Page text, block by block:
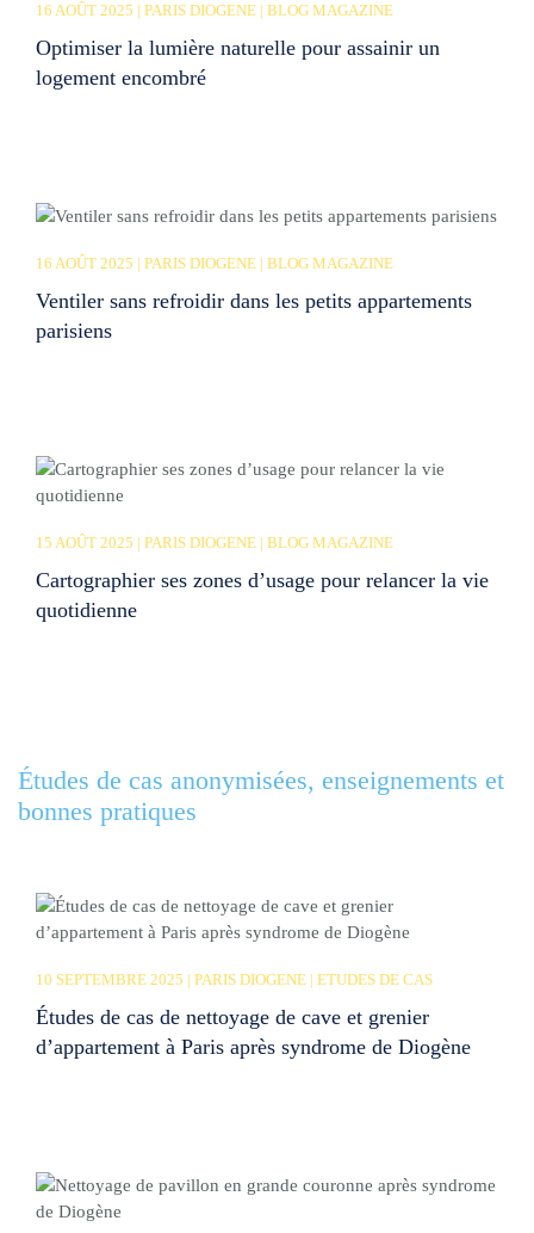
16 AOÛT 2025 | PARIS DIOGENE | BLOG MAGAZINE
Optimiser la lumière naturelle pour assainir un
logement encombré
16 AOÛT 2025 | PARIS DIOGENE | BLOG MAGAZINE
Ventiler sans refroidir dans les petits appartements
parisiens
15 AOÛT 2025 | PARIS DIOGENE | BLOG MAGAZINE
Cartographier ses zones d’usage pour relancer la vie
quotidienne
Études de cas anonymisées, enseignements et
bonnes pratiques
10 SEPTEMBRE 2025 | PARIS DIOGENE | ETUDES DE CAS
Études de cas de nettoyage de cave et grenier
d’appartement à Paris après syndrome de Diogène